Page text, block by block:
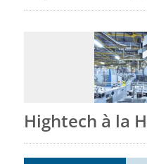
Hightech à la